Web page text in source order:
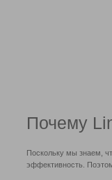
Почему
Поскольку мы знаем,
эффективность.